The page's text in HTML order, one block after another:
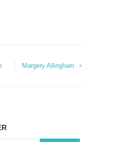
Margery Allingham